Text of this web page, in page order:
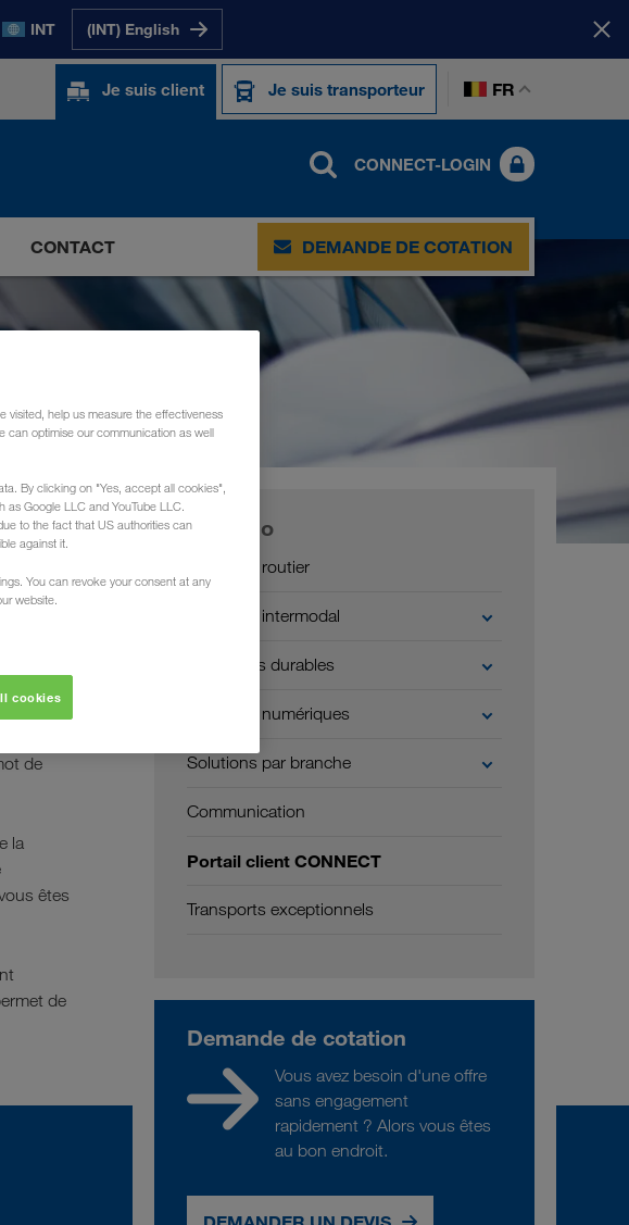
INT (INT) English
Je suis client Je suis transporteur FR
CONNECT-LOGIN
CONTACT DEMANDE DE COTATION
de
la
êtes
de
Portfolio
Transport routier
Transport intermodal
Transports durables
Solutions numériques
Solutions par branche
Communication
Portail client CONNECT
Transports exceptionnels
Demande de cotation
Vous avez besoin d'une offre
sans engagement
rapidement ? Alors vous êtes
au bon endroit.
visited, help us measure the effectiveness
can optimise our communication as well
By clicking on "Yes, accept all cookies",
as Google LLC and YouTube LLC.
to the fact that US authorities can
against it.
You can revoke your consent at any
website.
cookies